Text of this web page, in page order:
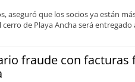
aseguró que los socios ya están
de Playa Ancha será entregado
fraude con facturas